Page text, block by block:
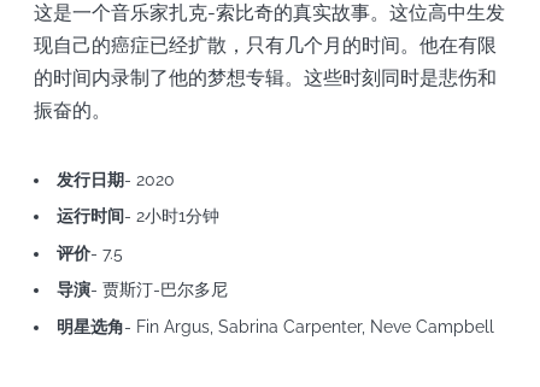
这是一个音乐家扎克-索比奇的真实故事。这位高中生发
现自己的癌症已经扩散，只有几个月的时间。他在有限
的时间内录制了他的梦想专辑。这些时刻同时是悲伤和
振奋的。
发行日期- 2020
运行时间- 2小时1分钟
评价- 7.5
导演- 贾斯汀-巴尔多尼
明星选角- Fin Argus, Sabrina Carpenter, Neve Campbell